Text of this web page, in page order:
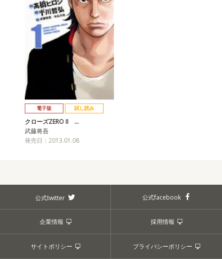
電子版 試し読み
クローズZERO II …
武藤将吾
発売日：2013.01.08
公式twitter 公式facebook
企業情報 採用情報
サイトポリシー プライバシーポリシー